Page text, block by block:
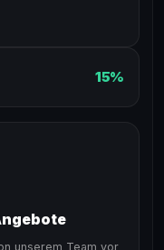
15%
unserem Team vor